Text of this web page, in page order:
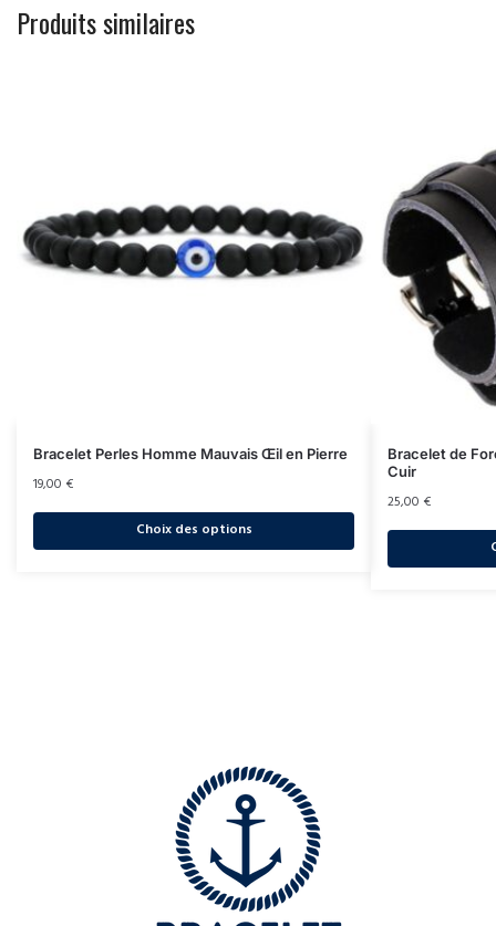
Produits similaires
Bracelet Perles Homme Mauvais Œil en Pierre
19,00 €
Choix des options
Bracelet de
Cuir
25,00 €